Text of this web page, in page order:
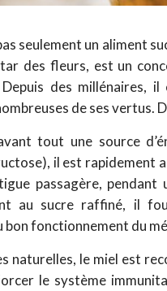
seulement un aliment
des fleurs, est un
des millénaires,
de ses vertus.
tout une source
il est rapidement
passagère,
au sucre raffiné, il
bon fonctionnement du
naturelles, le miel est
le système